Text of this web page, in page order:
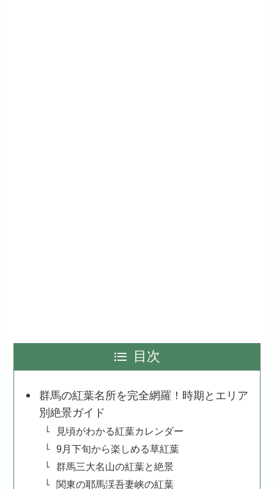
目次
群馬の紅葉名所を完全網羅！時期とエリア
別絶景ガイド
見頃がわかる紅葉カレンダー
9月下旬から楽しめる草紅葉
群馬三大名山の紅葉と絶景
関東の耶馬渓吾妻峡の紅葉